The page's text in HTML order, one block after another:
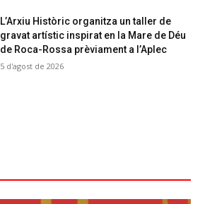
L’Arxiu Històric organitza un taller de
gravat artístic inspirat en la Mare de Déu
de Roca-Rossa prèviament a l’Aplec
5 d'agost de 2026